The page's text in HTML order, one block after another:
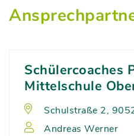
Schülercoaches
Mittelschule
Schulstraße 2,
Andreas Werner